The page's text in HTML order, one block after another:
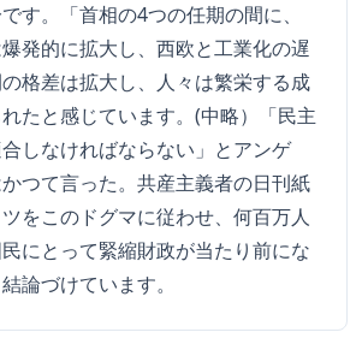
す。「首相の4つの任期の間に、
発的に拡大し、西欧と工業化の遅
格差は拡大し、人々は繁栄する成
たと感じています。(中略）「民主
しなければならない」とアンゲ
つて言った。共産主義者の日刊紙
をこのドグマに従わせ、何百万人
にとって緊縮財政が当たり前にな
論づけています。